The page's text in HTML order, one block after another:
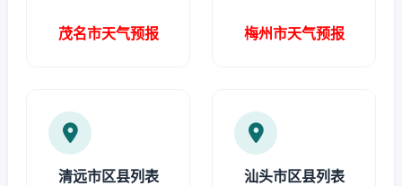
茂名市天气预报 梅州市天气预报
清远市区县列表 汕头市区县列表